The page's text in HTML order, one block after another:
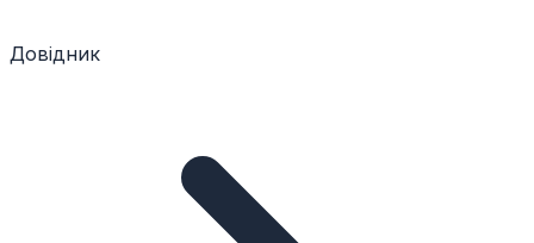
Довідник